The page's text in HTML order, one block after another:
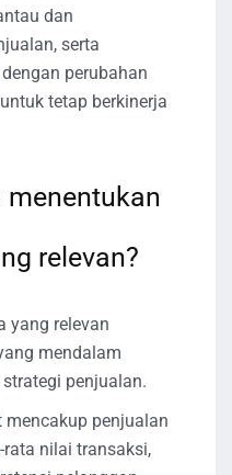
dan
serta
perubahan
tetap berkinerja
menentukan
relevan?
yang relevan
mendalam
penjualan.
mencakup penjualan
rata nilai transaksi,